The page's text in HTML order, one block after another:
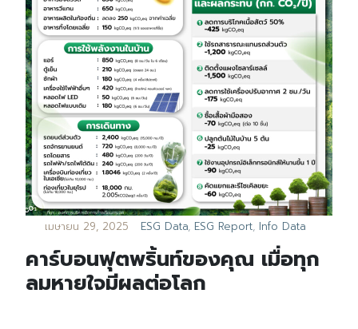
เมษายน 29, 2025 ESG Data, ESG Report, Info Data
คาร์บอนฟุตพริ้นท์ของคุณ เมื่อทุก
ลมหายใจมีผลต่อโลก